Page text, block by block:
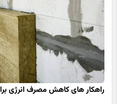
راهکار های کاهش مصرف انرژی